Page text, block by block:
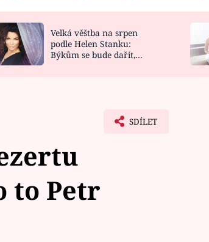
NOVINKY
VIDEORECEPTY
DESIGN
Velká věštba na srpen
podle Helen Stanku:
Býkům se bude dařit,
SDÍLET
to Petr